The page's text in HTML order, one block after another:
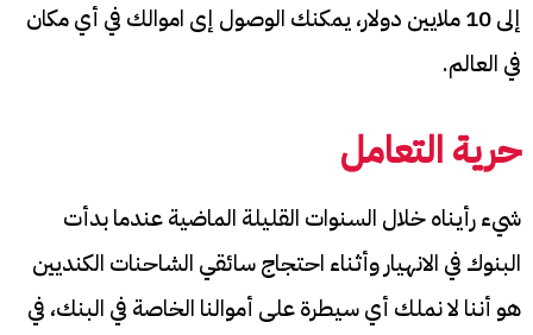
إلى 10 ملايين دولار، يمكنك الوصول إى اموالك في أي مكان
في العالم.
حرية التعامل
شيء رأيناه خلال السنوات القليلة الماضية عندما بدأت
البنوك في الانهيار وأثناء احتجاج سائقي الشاحنات الكنديين
هو أننا لا نملك أي سيطرة على أموالنا الخاصة في البنك، في